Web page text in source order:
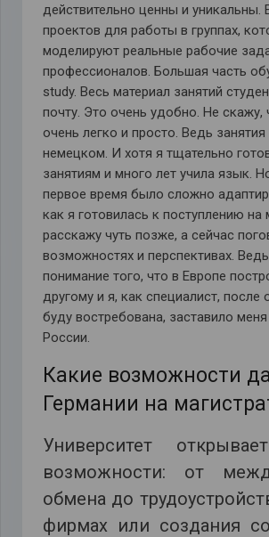
действительно ценны и уникальны.
проектов для работы в группах,
моделируют реальные рабочие
профессионалов. Большая часть
study. Весь материал занятий
почту. Это очень удобно. Не
очень легко и просто. Ведь
немецком. И хотя я тщательно
занятиям и много лет учила язык.
первое время было сложно
как я готовилась к поступлению на
расскажу чуть позже, а сейчас
возможностях и перспективах.
понимание того, что в Европе
другому и я, как специалист, после
буду востребована, заставило меня
России.
Какие возможности
Германии на
Университет
возможности: от
обмена до
фирмах или создания